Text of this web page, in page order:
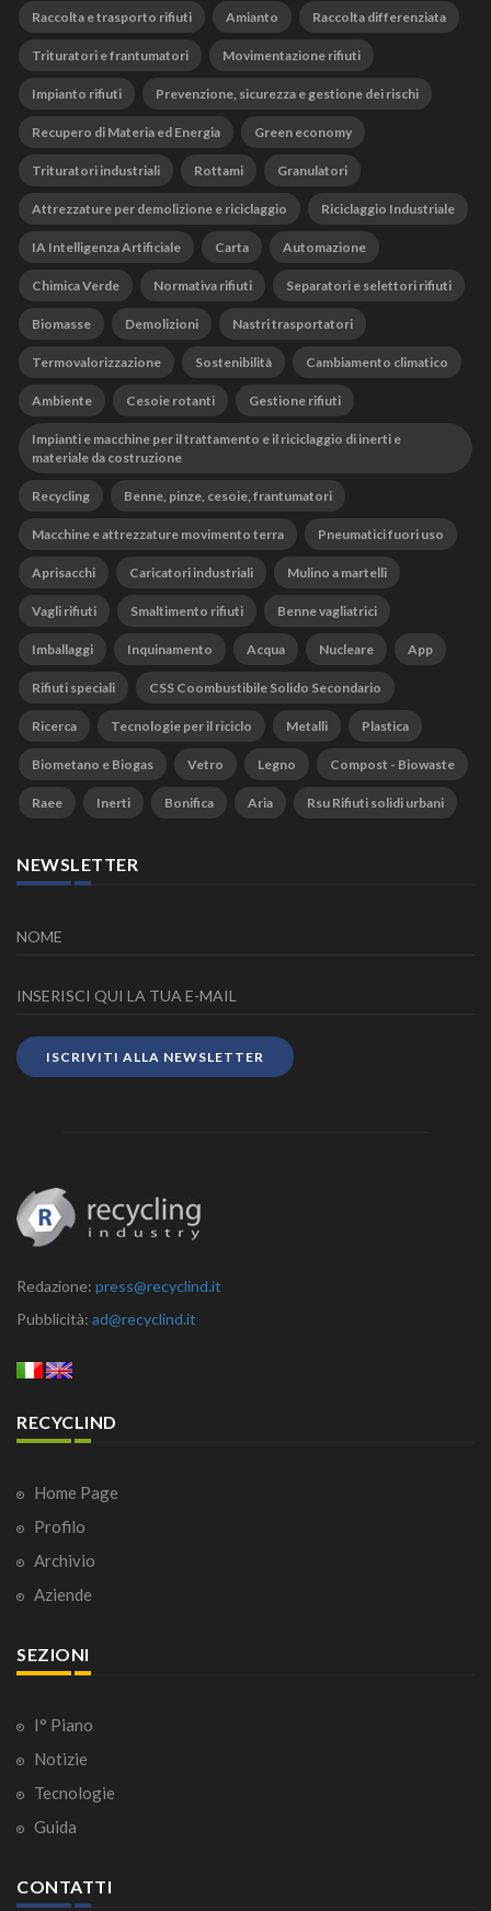
Raccolta e trasporto rifiuti Amianto Raccolta differenziata
Trituratori e frantumatori Movimentazione rifiuti
Impianto rifiuti Prevenzione, sicurezza e gestione dei rischi
Recupero di Materia ed Energia Green economy
Trituratori industriali Rottami Granulatori
Attrezzature per demolizione e riciclaggio Riciclaggio Industriale
IA Intelligenza Artificiale Carta Automazione
Chimica Verde Normativa rifiuti Separatori e selettori rifiuti
Biomasse Demolizioni Nastri trasportatori
Termovalorizzazione Sostenibilità Cambiamento climatico
Ambiente Cesoie rotanti Gestione rifiuti
Impianti e macchine per il trattamento e il riciclaggio di inerti e
materiale da costruzione
Recycling Benne, pinze, cesoie, frantumatori
Macchine e attrezzature movimento terra Pneumatici fuori uso
Aprisacchi Caricatori industriali Mulino a martelli
Vagli rifiuti Smaltimento rifiuti Benne vagliatrici
Imballaggi Inquinamento Acqua Nucleare App
Rifiuti speciali CSS Coombustibile Solido Secondario
Ricerca Tecnologie per il riciclo Metalli Plastica
Biometano e Biogas Vetro Legno Compost - Biowaste
Raee Inerti Bonifica Aria Rsu Rifiuti solidi urbani
NEWSLETTER
ISCRIVITI ALLA NEWSLETTER
Redazione: press@recyclind.it
Pubblicità: ad@recyclind.it
RECYCLIND
Home Page
Profilo
Archivio
Aziende
SEZIONI
I° Piano
Notizie
Tecnologie
Guida
CONTATTI